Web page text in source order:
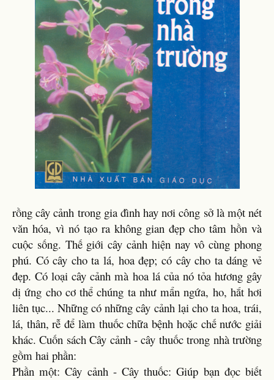
rồng cây cảnh trong gia đình hay nơi công sở là một nét
văn hóa, vì nó tạo ra không gian đẹp cho tâm hồn và
cuộc sống. Thế giới cây cảnh hiện nay vô cùng phong
phú. Có cây cho ta lá, hoa đẹp; có cây cho ta dáng vẻ
đẹp. Có loại cây cảnh mà hoa lá của nó tỏa hương gây
dị ứng cho cơ thể chúng ta như mẩn ngứa, ho, hắt hơi
liên tục... Những có những cây cảnh lại cho ta hoa, trái,
lá, thân, rễ để làm thuốc chữa bệnh hoặc chế nước giải
khác. Cuốn sách Cây cảnh - cây thuốc trong nhà trường
gồm hai phần:
Phần một: Cây cảnh - Cây thuốc: Giúp bạn đọc biết